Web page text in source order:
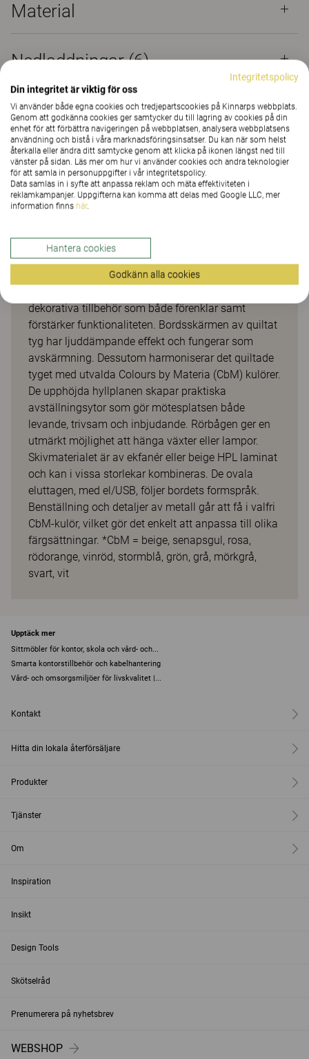
Material
Nedladdningar (6)
Etage
Mötesbordet Etage har ett mjukt formspråk och
erbjuder innovativa möjligheter till förändring. På
högskolan och universitetet blir bordet den
inspirerande mötesyta och på flygplatsen en
praktisk touch down för både arbete och laddning
av mobilen. Bordet finns i flera storlekar, höjder och
dekorativa tillbehör som både förenklar samt
förstärker funktionaliteten. Bordsskärmen av quiltat
tyg har ljuddämpande effekt och fungerar som
avskärmning. Dessutom harmoniserar det quiltade
tyget med utvalda Colours by Materia (CbM) kulörer.
De upphöjda hyllplanen skapar praktiska
avställningsytor som gör mötesplatsen både
levande, trivsam och inbjudande. Rörbågen ger en
utmärkt möjlighet att hänga växter eller lampor.
Skivmaterialet är av ekfanér eller beige HPL laminat
och kan i vissa storlekar kombineras. De ovala
eluttagen, med el/USB, följer bordets formspråk.
Benställning och detaljer av metall går att få i valfri
CbM-kulör, vilket gör det enkelt att anpassa till olika
färgsättningar. *CbM = beige, senapsgul, rosa,
rödorange, vinröd, stormblå, grön, grå, mörkgrå,
svart, vit
Upptäck mer
Sittmöbler för kontor, skola och vård- och...
Smarta kontorstillbehör och kabelhantering
Vård- och omsorgsmiljöer för livskvalitet |...
Kontakt
Hitta din lokala återförsäljare
Produkter
Tjänster
Om
Inspiration
Insikt
Design Tools
Skötselråd
Prenumerera på nyhetsbrev
WEBSHOP
Integritetspolicy
Din integritet är viktig för oss
Vi använder både egna cookies och tredjepartscookies på Kinnarps webbplats.
Genom att godkänna cookies ger samtycker du till lagring av cookies på din
enhet för att förbättra navigeringen på webbplatsen, analysera webbplatsens
användning och bistå i våra marknadsföringsinsatser. Du kan när som helst
återkalla eller ändra ditt samtycke genom att klicka på ikonen längst ned till
vänster på sidan. Läs mer om hur vi använder cookies och andra teknologier
för att samla in personuppgifter i vår integritetspolicy.
Data samlas in i syfte att anpassa reklam och mäta effektiviteten i
reklamkampanjer. Uppgifterna kan komma att delas med Google LLC, mer
information finns här.
Hantera cookies
Godkänn alla cookies